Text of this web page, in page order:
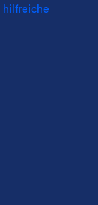
hilfreiche